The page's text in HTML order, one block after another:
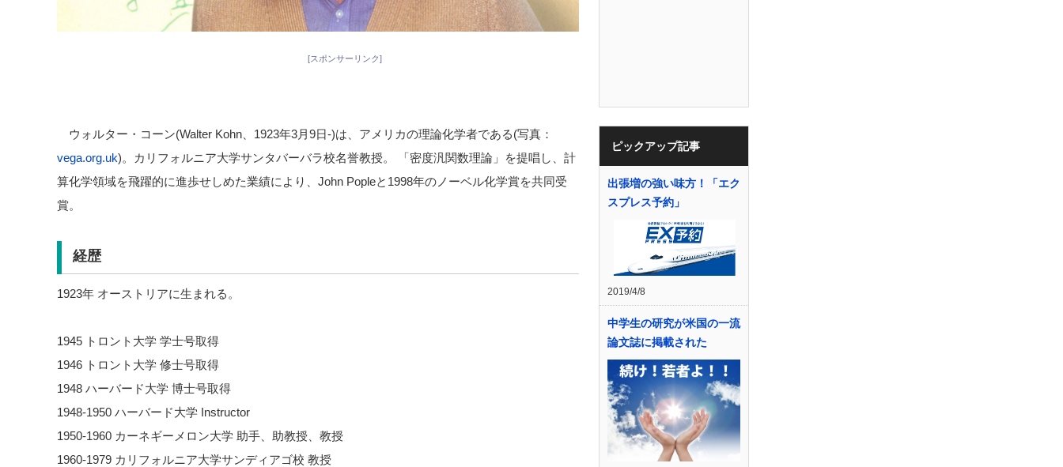
[スポンサーリンク]
ウォルター・コーン(Walter Kohn、1923年3月9日-)は、アメリカの理論化学者である(写真：
vega.org.uk)。カリフォルニア大学サンタバーバラ校名誉教授。 「密度汎関数理論」を提唱し、計
算化学領域を飛躍的に進歩せしめた業績により、John Popleと1998年のノーベル化学賞を共同受
賞。
経歴
1923年 オーストリアに生まれる。
1945 トロント大学 学士号取得
1946 トロント大学 修士号取得
1948 ハーバード大学 博士号取得
1948-1950 ハーバード大学 Instructor
1950-1960 カーネギーメロン大学 助手、助教授、教授
1960-1979 カリフォルニア大学サンディアゴ校 教授
ピックアップ記事
出張増の強い味方！「エク
スプレス予約」
2019/4/8
中学生の研究が米国の一流
論文誌に掲載された